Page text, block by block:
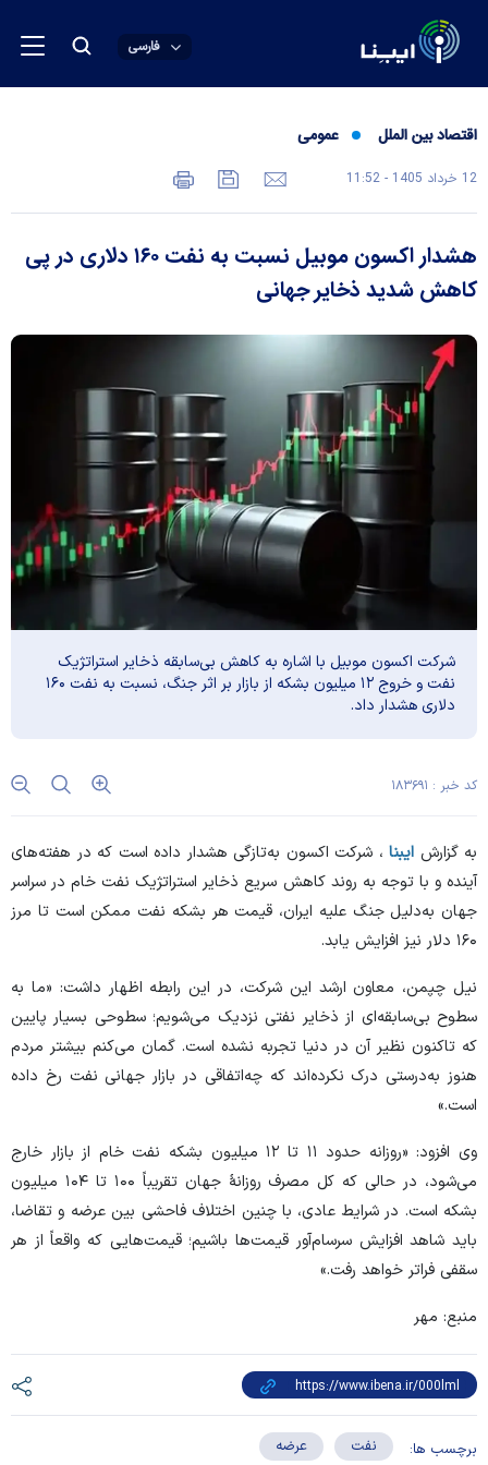
فارسی
اقتصاد بین الملل عمومی
12 خرداد 1405 - 11:52
هشدار اکسون موبیل نسبت به نفت ۱۶۰ دلاری در پی
کاهش شدید ذخایر جهانی
شرکت اکسون موبیل با اشاره به کاهش بی‌سابقه ذخایر استراتژیک
نفت و خروج ۱۲ میلیون بشکه از بازار بر اثر جنگ، نسبت به نفت ۱۶۰
دلاری هشدار داد.
کد خبر : ۱۸۳۶۹۱
به گزارش ایبنا ، شرکت اکسون به‌تازگی هشدار داده است که در هفته‌های
آینده و با توجه به روند کاهش سریع ذخایر استراتژیک نفت خام در سراسر
جهان به‌دلیل جنگ علیه ایران، قیمت هر بشکه نفت ممکن است تا مرز
۱۶۰ دلار نیز افزایش یابد.
نیل چپمن، معاون ارشد این شرکت، در این رابطه اظهار داشت: «ما به
سطوح بی‌سابقه‌ای از ذخایر نفتی نزدیک می‌شویم؛ سطوحی بسیار پایین
که تاکنون نظیر آن در دنیا تجربه نشده است. گمان می‌کنم بیشتر مردم
هنوز به‌درستی درک نکرده‌اند که چه‌اتفاقی در بازار جهانی نفت رخ داده
است.»
وی افزود: «روزانه حدود ۱۱ تا ۱۲ میلیون بشکه نفت خام از بازار خارج
می‌شود، در حالی که کل مصرف روزانهٔ جهان تقریباً ۱۰۰ تا ۱۰۴ میلیون
بشکه است. در شرایط عادی، با چنین اختلاف فاحشی بین عرضه و تقاضا،
باید شاهد افزایش سرسام‌آور قیمت‌ها باشیم؛ قیمت‌هایی که واقعاً از هر
سقفی فراتر خواهد رفت.»
منبع: مهر
برچسب ها: نفت عرضه